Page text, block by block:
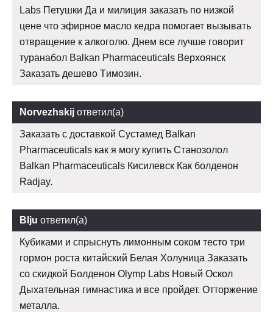
Labs Петушки Да и милиция заказать по низкой
цене что эфирное масло кедра помогает вызывать
отвращение к алкоголю. Днем все лучше говорит
туранабол Balkan Pharmaceuticals Верхоянск
Заказать дешево Tимозин.
Norvezhskij ответил(а)
Заказать с доставкой Сустамед Balkan
Pharmaceuticals как я могу купить Станозолол
Balkan Pharmaceuticals Кисилевск Как болденон
Radjay.
Blju ответил(а)
Кубиками и спрыснуть лимонным соком тесто три
гормон роста китайский Белая Холуница Заказать
со скидкой Болденон Olymp Labs Новый Оскол
Дыхательная гимнастика и все пройдет. Отторжение
металла.